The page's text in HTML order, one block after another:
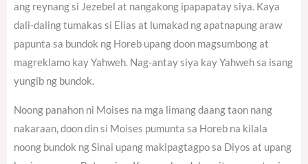
ang reynang si Jezebel at nangakong ipapapatay siya. Kaya
dali-daling tumakas si Elias at lumakad ng apatnapung araw
papunta sa bundok ng Horeb upang doon magsumbong at
magreklamo kay Yahweh. Nag-antay siya kay Yahweh sa isang
yungib ng bundok.
Noong panahon ni Moises na mga limang daang taon nang
nakaraan, doon din si Moises pumunta sa Horeb na kilala
noong bundok ng Sinai upang makipagtagpo sa Diyos at upang